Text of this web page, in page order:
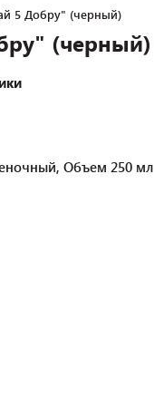
5 Добру" (черный)
(черный)
Объем 250 мл